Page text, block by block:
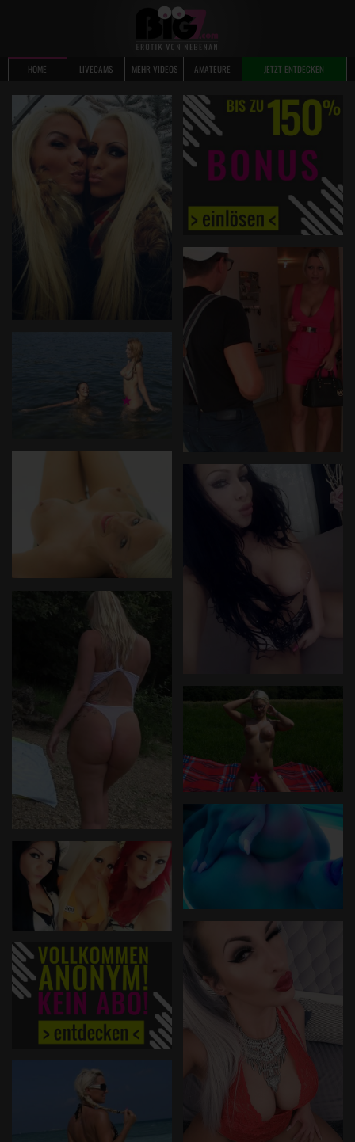
HOME LIVECAMS MEHR VIDEOS AMATEURE JETZT ENTDECKEN